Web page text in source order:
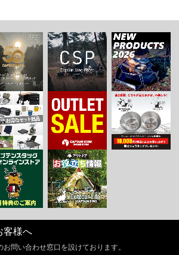
客様へ
問い合わせ窓口を設けております。